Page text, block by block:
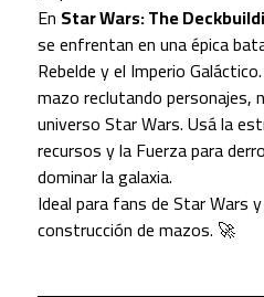
En Star Wars: The
se enfrentan en una épica
Rebelde y el Imperio
mazo reclutando personajes,
universo Star Wars. Usá la
recursos y la Fuerza para
dominar la galaxia.
Ideal para fans de Star Wars
construcción de mazos. 🚀